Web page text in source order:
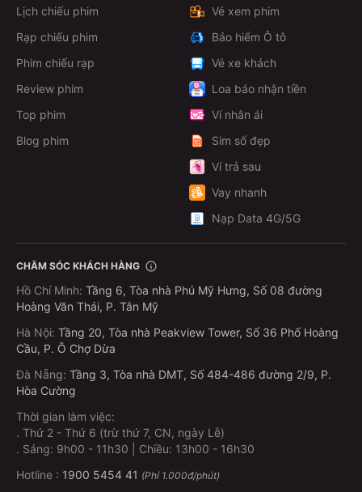
Lịch chiếu phim
Rạp chiếu phim
Phim chiếu rạp
Review phim
Top phim
Blog phim
Vé xem phim
Bảo hiểm Ô tô
Vé xe khách
Loa báo nhận tiền
Ví nhân ái
Sim số đẹp
Ví trả sau
Vay nhanh
Nạp Data 4G/5G
CHĂM SÓC KHÁCH HÀNG
Hồ Chí Minh: Tầng 6, Tòa nhà Phú Mỹ Hưng, Số 08 đường
Hoàng Văn Thái, P. Tân Mỹ
Hà Nội: Tầng 20, Tòa nhà Peakview Tower, Số 36 Phố Hoàng
Cầu, P. Ô Chợ Dừa
Đà Nẵng: Tầng 3, Tòa nhà DMT, Số 484-486 đường 2/9, P.
Hòa Cường
Thời gian làm việc:
. Thứ 2 - Thứ 6 (trừ thứ 7, CN, ngày Lễ)
. Sáng: 9h00 - 11h30 | Chiều: 13h00 - 16h30
Hotline : 1900 5454 41 (Phí 1.000đ/phút)